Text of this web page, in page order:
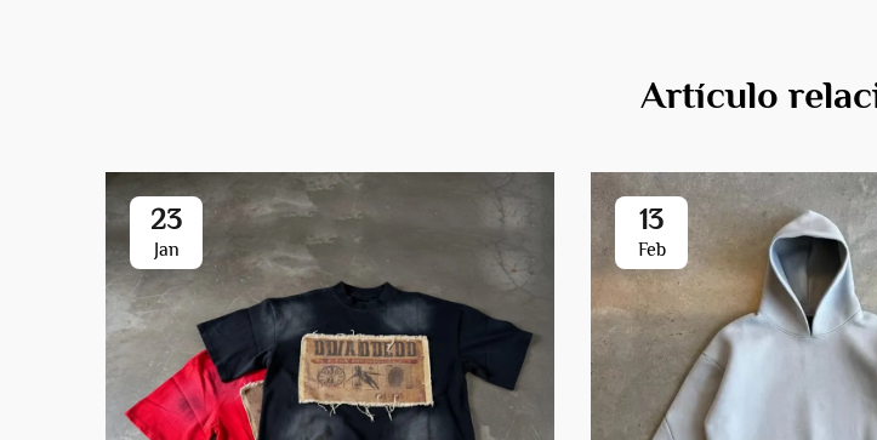
Artículo
23
Jan
13
Feb